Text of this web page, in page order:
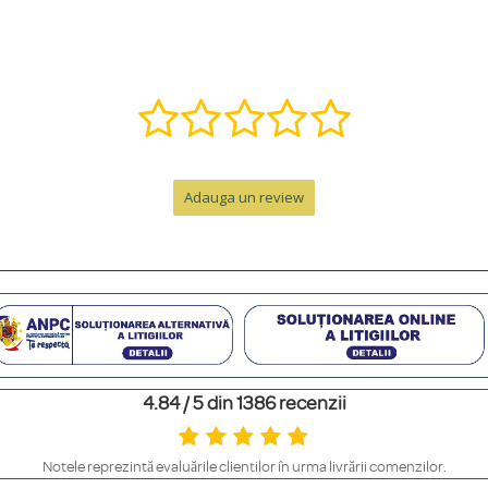
la care se adaugă timpul de livrare.
Pentru un cadou memorabil, poți adăuga o cutie premium cu
să le ferești de contactul direct cu parfumuri sau creme, să le scoți
Adauga un review
4.84 / 5 din 1386 recenzii
Notele reprezintă evaluările clienților în urma livrării comenzilor.